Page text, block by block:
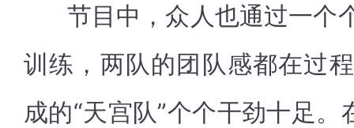
节目中，众人也通过一个
训练，两队的团队感都在过
成的“天宫队”个个干劲十足。